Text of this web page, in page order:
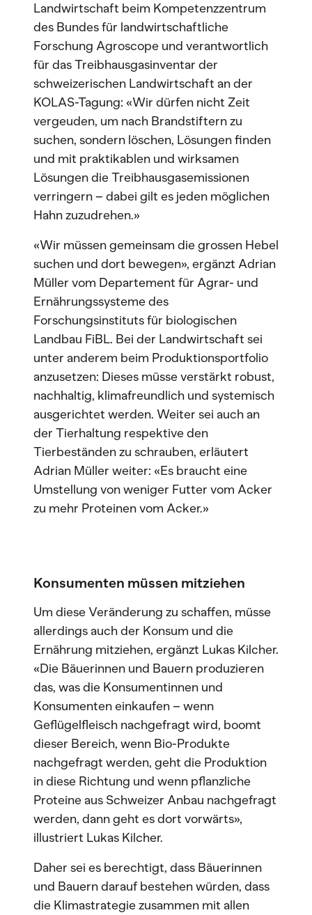
Landwirtschaft beim Kompetenzzentrum
des Bundes für landwirtschaftliche
Forschung Agroscope und verantwortlich
für das Treibhausgasinventar der
schweizerischen Landwirtschaft an der
KOLAS-Tagung: «Wir dürfen nicht Zeit
vergeuden, um nach Brandstiftern zu
suchen, sondern löschen, Lösungen finden
und mit praktikablen und wirksamen
Lösungen die Treibhausgasemissionen
verringern – dabei gilt es jeden möglichen
Hahn zuzudrehen.»
«Wir müssen gemeinsam die grossen Hebel
suchen und dort bewegen», ergänzt Adrian
Müller vom Departement für Agrar- und
Ernährungssysteme des
Forschungsinstituts für biologischen
Landbau FiBL. Bei der Landwirtschaft sei
unter anderem beim Produktionsportfolio
anzusetzen: Dieses müsse verstärkt robust,
nachhaltig, klimafreundlich und systemisch
ausgerichtet werden. Weiter sei auch an
der Tierhaltung respektive den
Tierbeständen zu schrauben, erläutert
Adrian Müller weiter: «Es braucht eine
Umstellung von weniger Futter vom Acker
zu mehr Proteinen vom Acker.»
Konsumenten müssen mitziehen
Um diese Veränderung zu schaffen, müsse
allerdings auch der Konsum und die
Ernährung mitziehen, ergänzt Lukas Kilcher.
«Die Bäuerinnen und Bauern produzieren
das, was die Konsumentinnen und
Konsumenten einkaufen – wenn
Geflügelfleisch nachgefragt wird, boomt
dieser Bereich, wenn Bio-Produkte
nachgefragt werden, geht die Produktion
in diese Richtung und wenn pflanzliche
Proteine aus Schweizer Anbau nachgefragt
werden, dann geht es dort vorwärts»,
illustriert Lukas Kilcher.
Daher sei es berechtigt, dass Bäuerinnen
und Bauern darauf bestehen würden, dass
die Klimastrategie zusammen mit allen